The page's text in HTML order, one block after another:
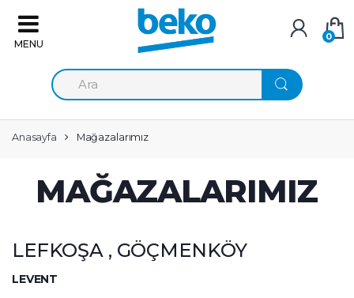
A
r
m
a
Anasayfa Mağazalarımız
MAĞAZALARIMIZ
LEFKOŞA , GÖÇMENKÖY
LEVENT
0